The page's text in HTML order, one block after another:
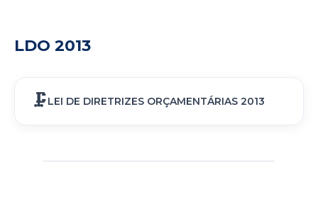
LDO 2013
LEI DE DIRETRIZES ORÇAMENTÁRIAS 2013